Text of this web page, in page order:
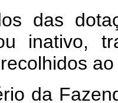
das
inativo,
da